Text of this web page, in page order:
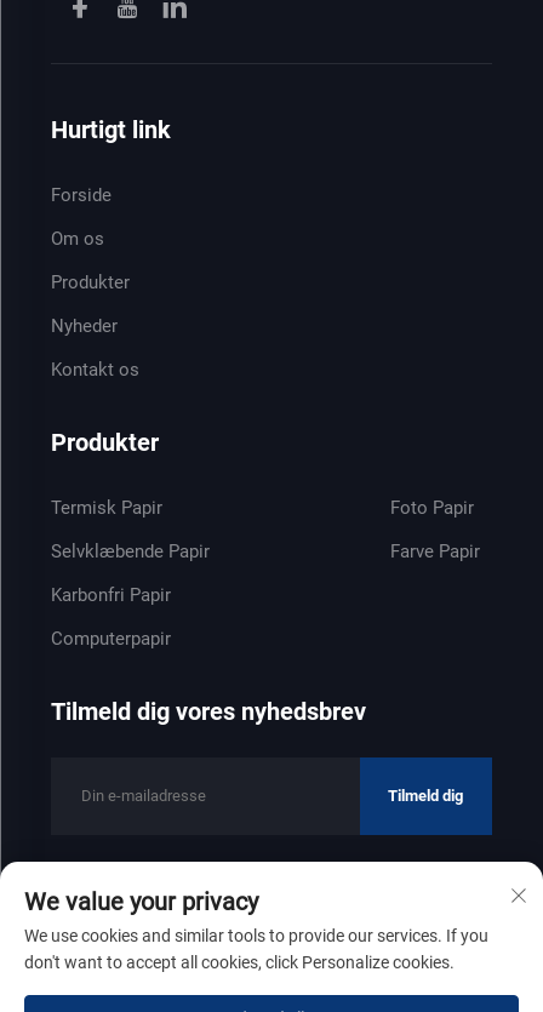
Hurtigt link
Forside
Om os
Produkter
Nyheder
Kontakt os
Produkter
Termisk Papir
Selvklæbende Papir
Karbonfri Papir
Computerpapir
Foto Papir
Farve Papir
Tilmeld dig vores nyhedsbrev
Tilmeld dig
Copyright © 2025 af Shandong Zhenfeng Paper Industry Co., Ltd
Privatlivspolitik
Rul til toppen
We value your privacy
We use cookies and similar tools to provide our services. If you
don't want to accept all cookies, click Personalize cookies.